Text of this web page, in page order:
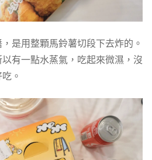
是用整顆馬鈴薯切段下去炸的。
有一點水蒸氣，吃起來微濕，沒
。